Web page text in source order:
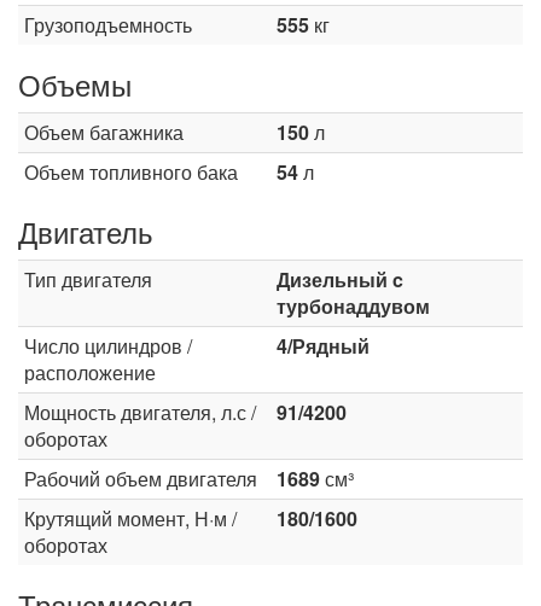
Грузоподъемность
555 кг
Объемы
Объем багажника 150л
Объем топливного бака
54л
Двигатель
Тип двигателя
Дизельный c
турбонаддувом
Число цилиндров /
расположение
4/Рядный
Мощность двигателя, л.с /
оборотах
91/4200
Рабочий объем двигателя 1689см³
Крутящий момент, Н·м /
оборотах
180/1600